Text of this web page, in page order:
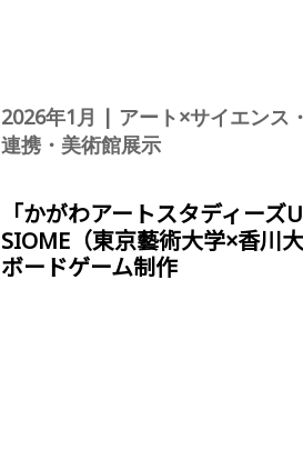
2026年1月 | アート×サイエンス
連携・美術館展示
「かがわアートスタディーズ
SIOME（東京藝術大学×香川大
ボードゲーム制作